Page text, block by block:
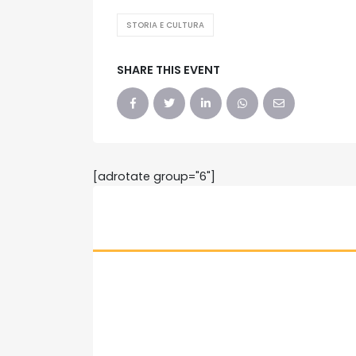
STORIA E CULTURA
SHARE THIS EVENT
[adrotate group="6"]